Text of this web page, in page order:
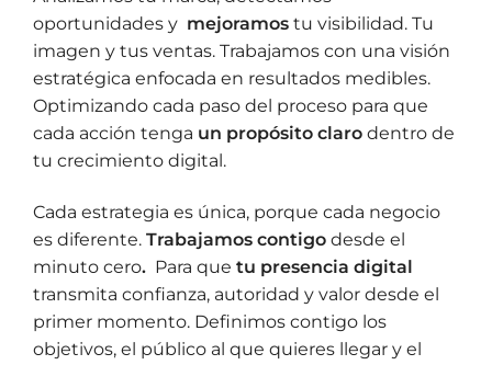
oportunidades y mejoramos tu visibilidad. Tu
imagen y tus ventas. Trabajamos con una visión
estratégica enfocada en resultados medibles.
Optimizando cada paso del proceso para que
cada acción tenga un propósito claro dentro de
tu crecimiento digital.
Cada estrategia es única, porque cada negocio
es diferente. Trabajamos contigo desde el
minuto cero. Para que tu presencia digital
transmita confianza, autoridad y valor desde el
primer momento. Definimos contigo los
objetivos, el público al que quieres llegar y el